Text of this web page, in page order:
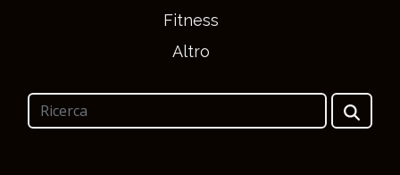
Fitness
Altro